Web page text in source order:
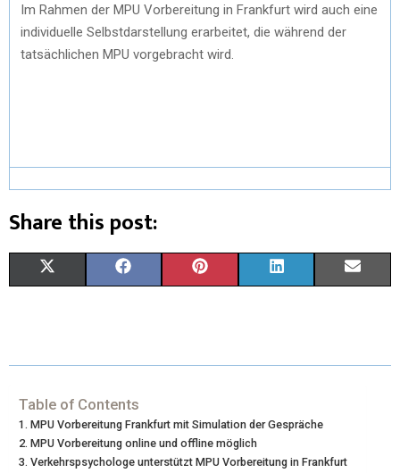
Im Rahmen der MPU Vorbereitung in Frankfurt wird auch eine
individuelle Selbstdarstellung erarbeitet, die während der
tatsächlichen MPU vorgebracht wird.
Share this post:
W
T
T
E
O
O
T
R
E
K
D
I
I
Table of Contents
MPU Vorbereitung Frankfurt mit Simulation der Gespräche
MPU Vorbereitung online und offline möglich
Verkehrspsychologe unterstützt MPU Vorbereitung in Frankfurt